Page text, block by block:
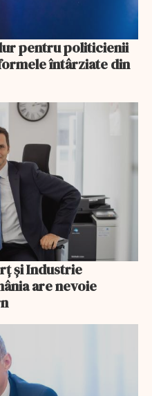
pentru politicienii
întârziate din
și Industrie
are nevoie